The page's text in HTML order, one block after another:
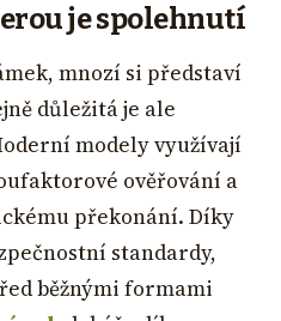
je spolehnutí
mnozí si představí
důležitá je ale
modely využívají
ověřování a
překonání. Díky
standardy,
běžnými formami